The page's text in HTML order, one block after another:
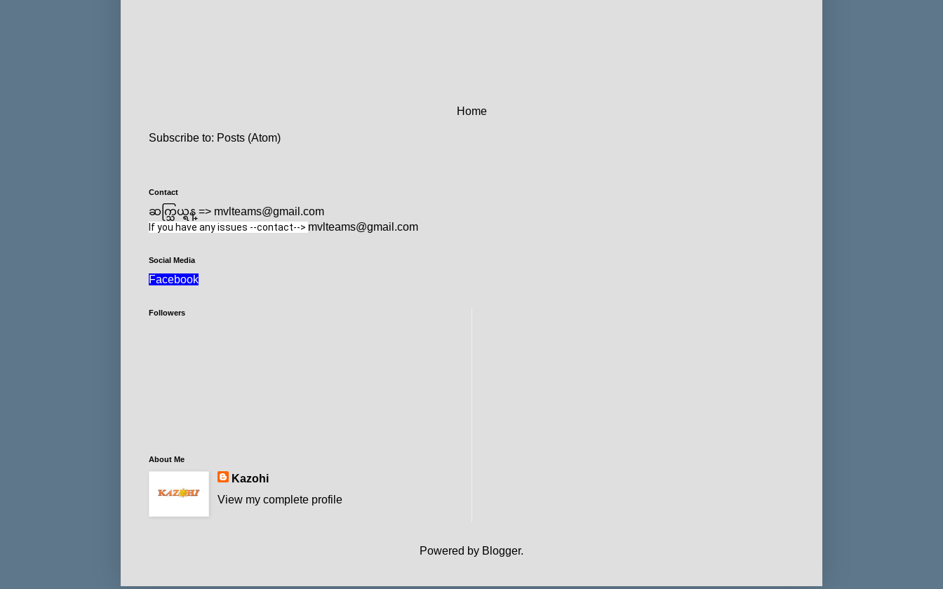
Home
Subscribe to: Posts (Atom)
Contact
ဆက္သြယ္ရန္ => mvlteams@gmail.com
If you have any issues --contact--> mvlteams@gmail.com
Social Media
Facebook
Followers
About Me
Kazohi
View my complete profile
Powered by Blogger.